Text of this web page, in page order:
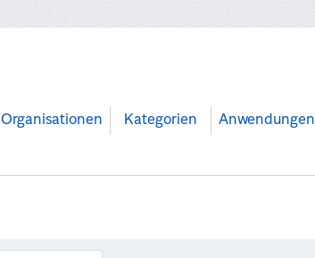
Organisationen Kategorien Anwendungen